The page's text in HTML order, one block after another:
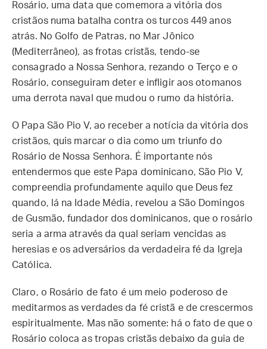
Rosário, uma data que comemora a vitória dos
cristãos numa batalha contra os turcos 449 anos
atrás. No Golfo de Patras, no Mar Jônico
(Mediterrâneo), as frotas cristãs, tendo-se
consagrado a Nossa Senhora, rezando o Terço e o
Rosário, conseguiram deter e infligir aos otomanos
uma derrota naval que mudou o rumo da história.
O Papa São Pio V, ao receber a notícia da vitória dos
cristãos, quis marcar o dia como um triunfo do
Rosário de Nossa Senhora. É importante nós
entendermos que este Papa dominicano, São Pio V,
compreendia profundamente aquilo que Deus fez
quando, lá na Idade Média, revelou a São Domingos
de Gusmão, fundador dos dominicanos, que o rosário
seria a arma através da qual seriam vencidas as
heresias e os adversários da verdadeira fé da Igreja
Católica.
Claro, o Rosário de fato é um meio poderoso de
meditarmos as verdades da fé cristã e de crescermos
espiritualmente. Mas não somente: há o fato de que o
Rosário coloca as tropas cristãs debaixo da guia de